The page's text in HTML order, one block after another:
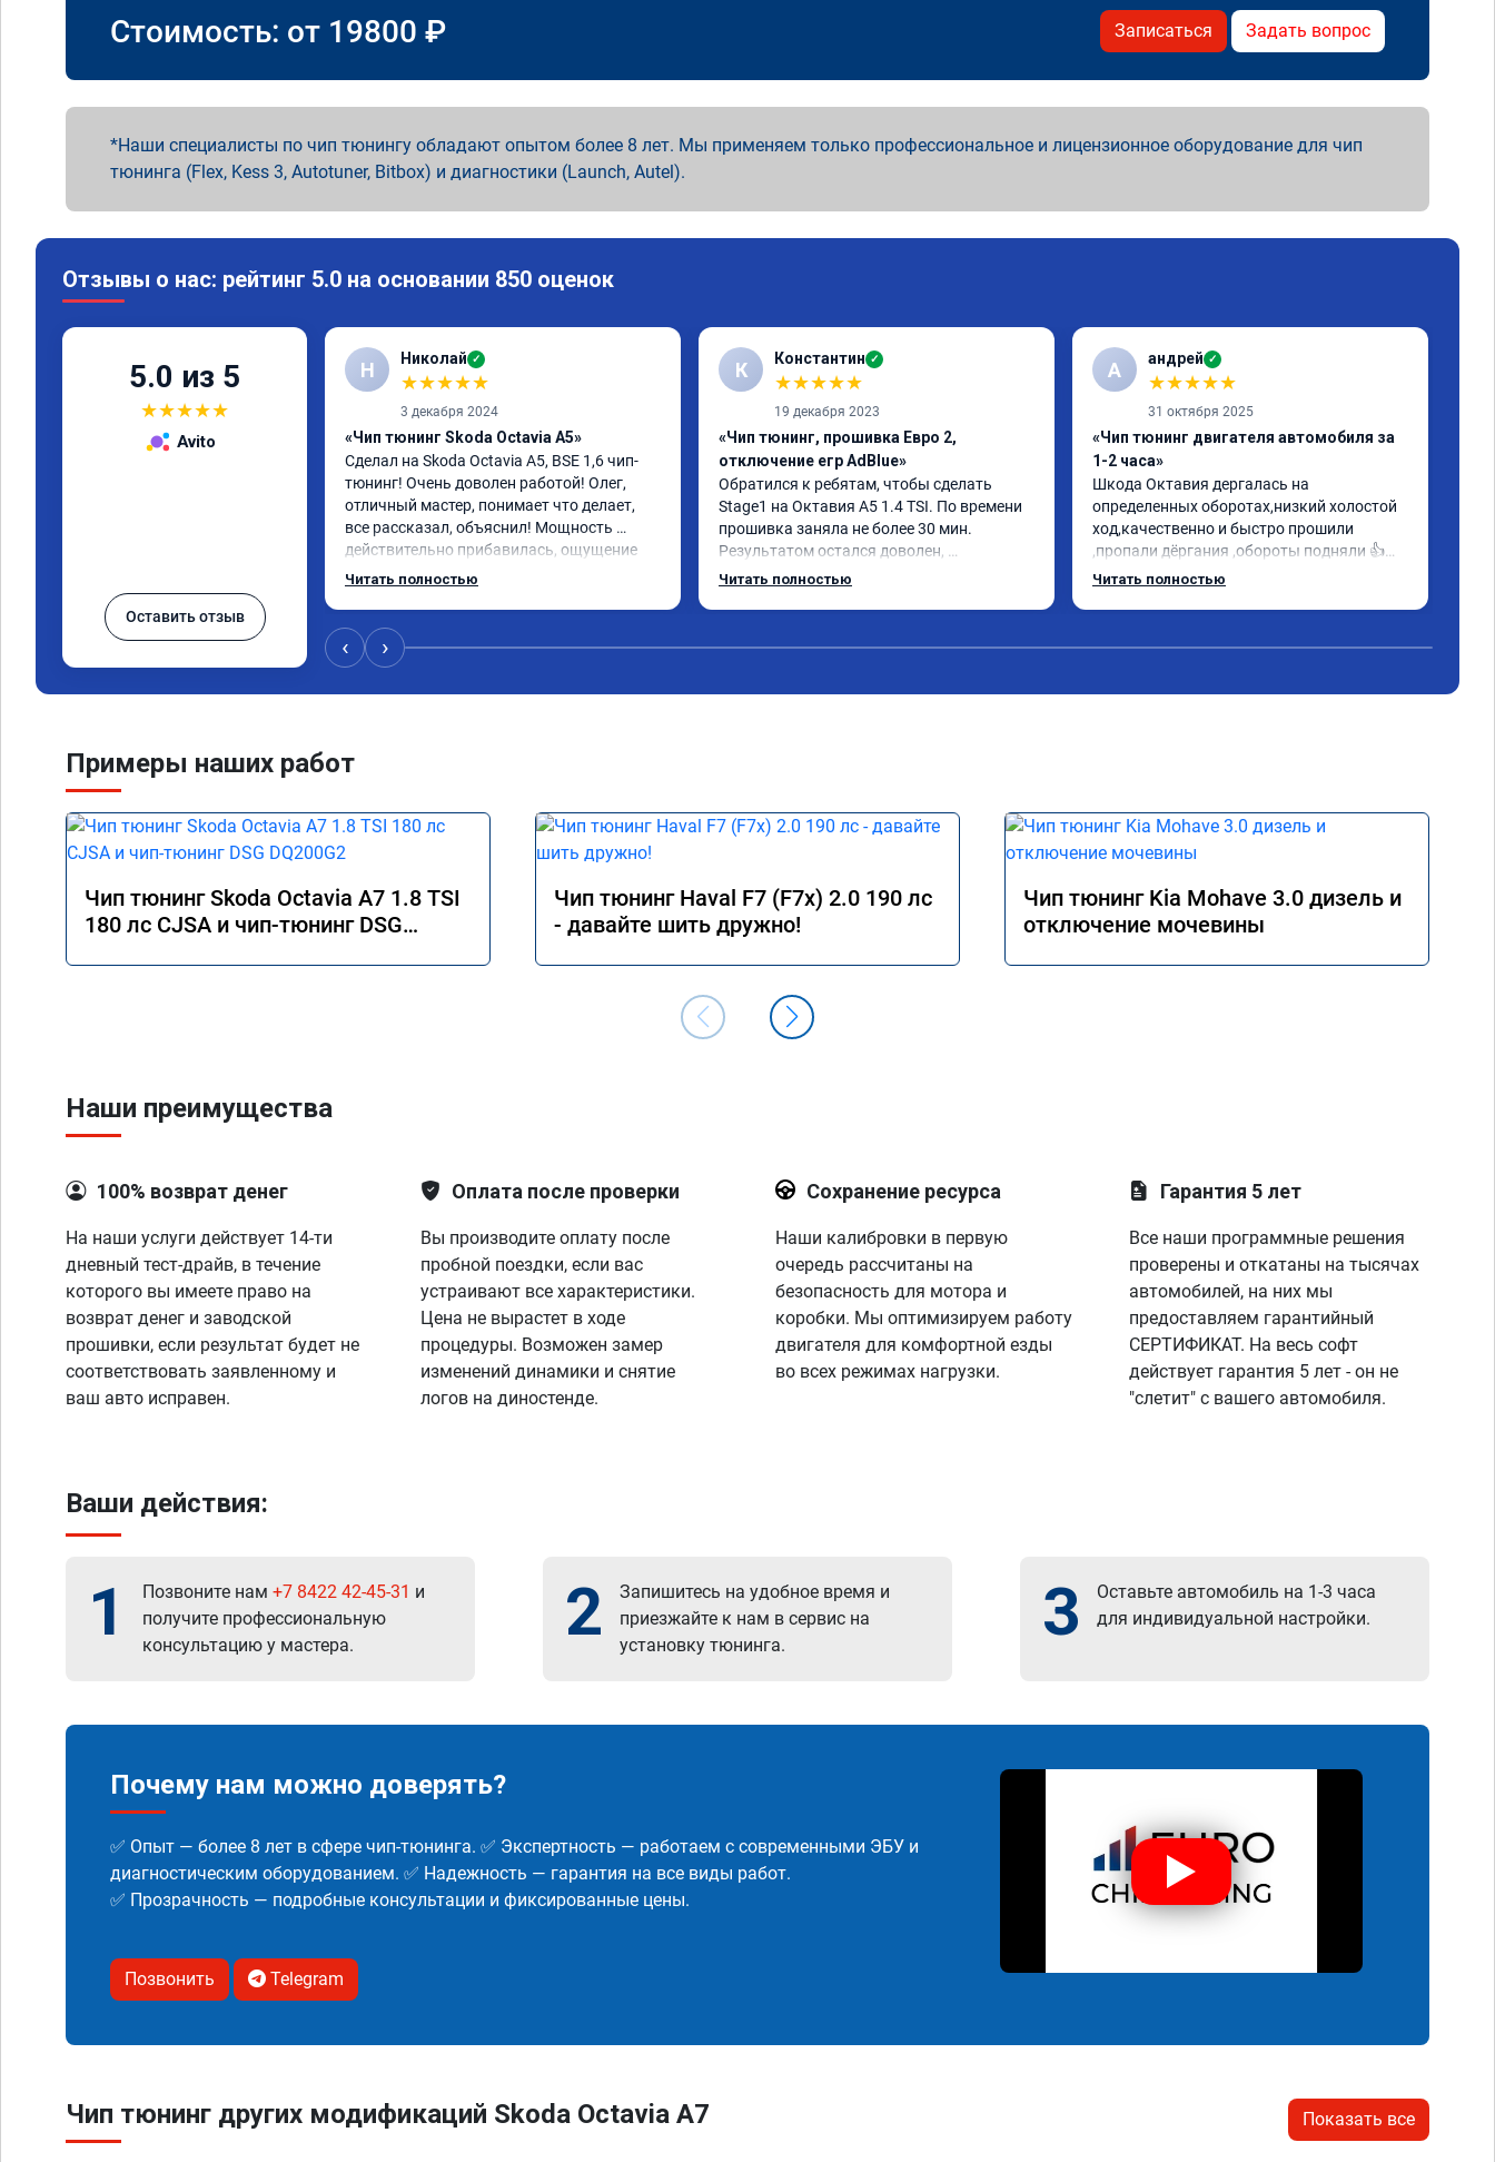
Стоимость: от 19800 ₽ Записаться Задать вопрос
Наши специалисты по чип тюнингу обладают опытом более 8 лет. Мы применяем только профессиональное и лицензионное оборудование для чип
тюнинга (Flex, Kess 3, Autotuner, Bitbox) и диагностики (Launch, Autel).
Отзывы о нас: рейтинг 5.0 на основании 850 оценок
5.0 из 5
★★★★★
Avito
Оставить отзыв
Н Николай ✓
★★★★★
3 декабря 2024
«Чип тюнинг Skoda Octavia A5»
Сделал на Skoda Octavia A5, BSE 1,6 чип-
тюнинг! Очень доволен работой! Олег,
отличный мастер, понимает что делает,
все рассказал, объяснил! Мощность
действительно прибавилась, ощущение
что крутящий момент переехал жить на
акселератора более чувствительно стала
реагировать на желание водителя
Расход топлива не изменился при
увеличился в пробках от 9 до 12. Работы
Читать полностью
К Константин ✓
★★★★★
19 декабря 2023
«Чип тюнинг, прошивка Евро 2,
отключение егр AdBlue»
Обратился к ребятам, чтобы сделать
Stage1 на Октавия А5 1.4 TSI. По времени
прошивка заняла не более 30 мин.
Результатом остался доволен,
автомобиль как будто немного по-другому
Читать полностью
А андрей ✓
★★★★★
31 октября 2025
«Чип тюнинг двигателя автомобиля за
1-2 часа»
Шкода Октавия дергалась на
определенных оборотах,низкий холостой
ход,качественно и быстро прошили
,пропали дёргания ,обороты подняли 👍
прислали сертификат данной
Читать полностью
‹ ›
Примеры наших работ
Чип тюнинг Skoda Octavia A7 1.8 TSI
180 лс CJSA и чип-тюнинг DSG
Чип тюнинг Haval F7 (F7x) 2.0 190 лс
- давайте шить дружно!
Чип тюнинг Kia Mohave 3.0 дизель и
отключение мочевины
Наши преимущества
100% возврат денег
На наши услуги действует 14-ти
дневный тест-драйв, в течение
которого вы имеете право на
возврат денег и заводской
прошивки, если результат будет не
соответствовать заявленному и
ваш авто исправен.
Оплата после проверки
Вы производите оплату после
пробной поездки, если вас
устраивают все характеристики.
Цена не вырастет в ходе
процедуры. Возможен замер
изменений динамики и снятие
логов на диностенде.
Сохранение ресурса
Наши калибровки в первую
очередь рассчитаны на
безопасность для мотора и
коробки. Мы оптимизируем работу
двигателя для комфортной езды
во всех режимах нагрузки.
Гарантия 5 лет
Все наши программные решения
проверены и откатаны на тысячах
автомобилей, на них мы
предоставляем гарантийный
СЕРТИФИКАТ. На весь софт
действует гарантия 5 лет - он не
"слетит" с вашего автомобиля.
Ваши действия:
1 Позвоните нам +7 8422 42-45-31 и
получите профессиональную
консультацию у мастера.
2
Запишитесь на удобное время и
приезжайте к нам в сервис на
установку тюнинга.
3
Оставьте автомобиль на 1-3 часа
для индивидуальной настройки.
Почему нам можно доверять?
✅ Опыт — более 8 лет в сфере чип-тюнинга. ✅ Экспертность — работаем с современными ЭБУ и
диагностическим оборудованием. ✅ Надежность — гарантия на все виды работ.
✅ Прозрачность — подробные консультации и фиксированные цены.
Позвонить Telegram
Чип тюнинг других модификаций Skoda Octavia A7 Показать все